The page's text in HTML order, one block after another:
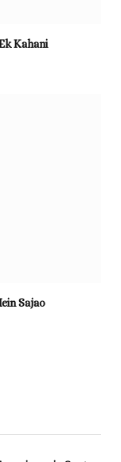
Kahani
Sajao